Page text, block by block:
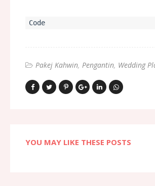
Pakej Kahwin Pengantin Wedding
YOU MAY LIKE THESE POSTS